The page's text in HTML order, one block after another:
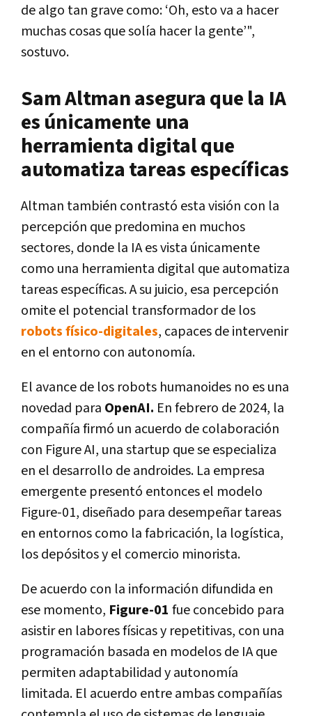
de algo tan grave como: ‘Oh, esto va a hacer
muchas cosas que solía hacer la gente’",
sostuvo.
Sam Altman asegura que la IA
es únicamente una
herramienta digital que
automatiza tareas específicas
Altman también contrastó esta visión con la
percepción que predomina en muchos
sectores, donde la IA es vista únicamente
como una herramienta digital que automatiza
tareas específicas. A su juicio, esa percepción
omite el potencial transformador de los
robots físico-digitales, capaces de intervenir
en el entorno con autonomía.
El avance de los robots humanoides no es una
novedad para OpenAI. En febrero de 2024, la
compañía firmó un acuerdo de colaboración
con Figure AI, una startup que se especializa
en el desarrollo de androides. La empresa
emergente presentó entonces el modelo
Figure-01, diseñado para desempeñar tareas
en entornos como la fabricación, la logística,
los depósitos y el comercio minorista.
De acuerdo con la información difundida en
ese momento, Figure-01 fue concebido para
asistir en labores físicas y repetitivas, con una
programación basada en modelos de IA que
permiten adaptabilidad y autonomía
limitada. El acuerdo entre ambas compañías